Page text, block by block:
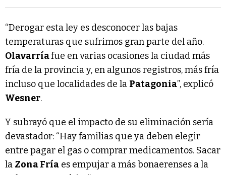
“Derogar esta ley es desconocer las bajas
temperaturas que sufrimos gran parte del año.
Olavarríafue en varias ocasiones la ciudad más
fría de la provincia y, en algunos registros, más fría
incluso que localidades de la Patagonia”, explicó
Wesner.
Y subrayó que el impacto de su eliminación sería
devastador: “Hay familias que ya deben elegir
entre pagar el gas o comprar medicamentos. Sacar
la Zona Fría es empujar a más bonaerenses a la